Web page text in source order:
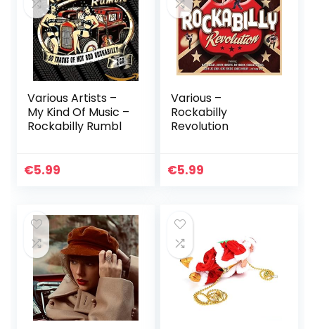
Various Artists –
My Kind Of Music –
Rockabilly Rumbl
€5.99
Various –
Rockabilly
Revolution
€5.99